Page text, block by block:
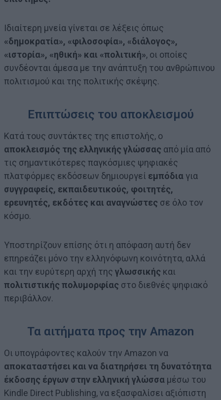
Ιδιαίτερη μνεία γίνεται σε λέξεις όπως
«δημοκρατία», «φιλοσοφία», «διάλογος»,
«ιστορία», «ηθική» και «πολιτική», οι οποίες
συνδέονται άμεσα με την ανάπτυξη του ανθρώπινου
πολιτισμού και της πολιτικής σκέψης.
Επιπτώσεις του αποκλεισμού
Κατά τους συντάκτες της επιστολής, ο
αποκλεισμός της ελληνικής γλώσσας από μία από
τις σημαντικότερες παγκόσμιες ψηφιακές
πλατφόρμες εκδόσεων δημιουργεί εμπόδια για
συγγραφείς, εκπαιδευτικούς, φοιτητές,
ερευνητές, εκδότες και αναγνώστες σε όλο τον
κόσμο.
Υποστηρίζουν επίσης ότι η απόφαση αυτή δεν
επηρεάζει μόνο την ελληνόφωνη κοινότητα, αλλά
και την ευρύτερη αρχή της γλωσσικής και
πολιτιστικής πολυμορφίας στο διεθνές ψηφιακό
περιβάλλον.
Τα αιτήματα προς την Amazon
Οι υπογράφοντες καλούν την Amazon να
αποκαταστήσει και να διατηρήσει τη δυνατότητα
έκδοσης έργων στην ελληνική γλώσσα μέσω του
Kindle Direct Publishing, να εξασφαλίσει αξιόπιστη